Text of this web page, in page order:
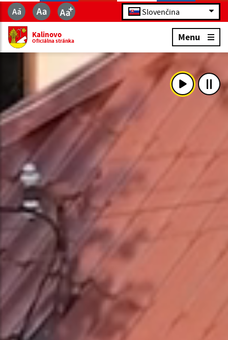
Slovenčina
Kalinovo
Oficiálna stránka Menu